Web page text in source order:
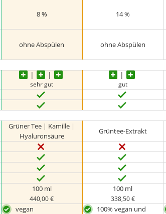
8 % 14 %
ohne Abspülen ohne Abspülen
sehr gut gut
Grüner Tee | Kamille |
Hyaluronsäure
Grüntee-Extrakt
100 ml
440,00 €
100 ml
338,50 €
vegan
100% vegan und